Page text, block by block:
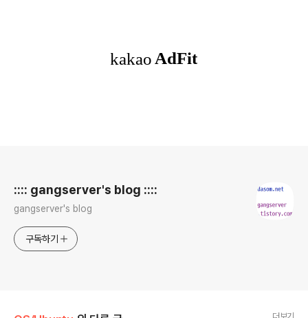
:::: gangserver's blog ::::
gangserver's blog
구독하기